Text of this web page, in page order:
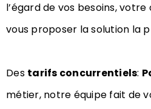
l’égard de vos besoins,
vous proposer la solution la
Des tarifs concurrentiels:
métier, notre équipe fait de